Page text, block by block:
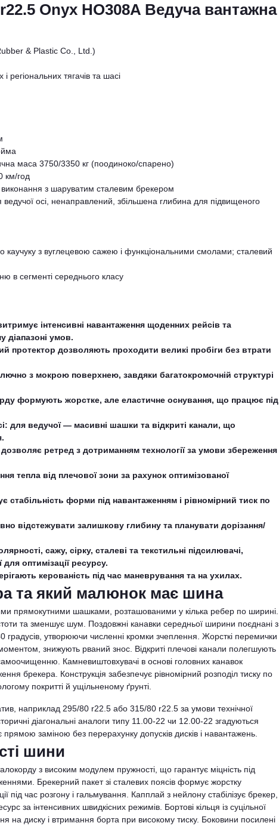
Onyx HO308A Ведуча вантажна
& Plastic Co., Ltd.)
і регіональних тягачів та шасі
маса 3750/3350 кг (поодиноко/спарено)
км/год
з шаруватим сталевим брекером
ведучої осі, ненаправлений, збільшена глибина для підвищеного
каучуку з вуглецевою сажею і функціональними смолами; сталевий
в сегменті середнього класу
інтенсивні навантаження щоденних рейсів та
діапазоні умов.
протектор дозволяють проходити великі пробіги без втрати
з мокрою поверхнею, завдяки багатокромочній структурі
формують жорстке, але еластичне оснування, що працює під
для ведучої — масивні шашки та відкриті канали, що
ретред з дотриманням технології за умови збереження
тепла від плечової зони за рахунок оптимізованої
стабільність форми під навантаженням і рівномірний тиск по
відстежувати залишкову глибину та планувати дорізання/
сажу, сірку, сталеві та текстильні підсилювачі,
оптимізації ресурсу.
керованість під час маневрування та на ухилах.
та який малюнок має шина
прямокутними шашками, розташованими у кілька ребер по ширині.
та зменшує шум. Поздовжні канавки середньої ширини поєднані з
градусів, утворюючи численні кромки зчеплення. Жорсткі перемички
знижують рваний знос. Відкриті плечові канали полегшують
Камневиштовхувачі в основі головних канавок
брекера. Конструкція забезпечує рівномірний розподіл тиску по
покритті й ущільненому ґрунті.
наприклад 295/80 r22.5 або 315/80 r22.5 за умови технічної
діагональні аналоги типу 11.00-22 чи 12.00-22 згадуються
заміною без перерахунку допусків дисків і навантажень.
шини
з високим модулем пружності, що гарантує міцність під
Брекерний пакет зі сталевих поясів формує жорстку
час розгону і гальмування. Капплай з нейлону стабілізує брекер,
за інтенсивних швидкісних режимів. Бортові кільця із суцільної
на диску і втримання борта при високому тиску. Боковини посилені